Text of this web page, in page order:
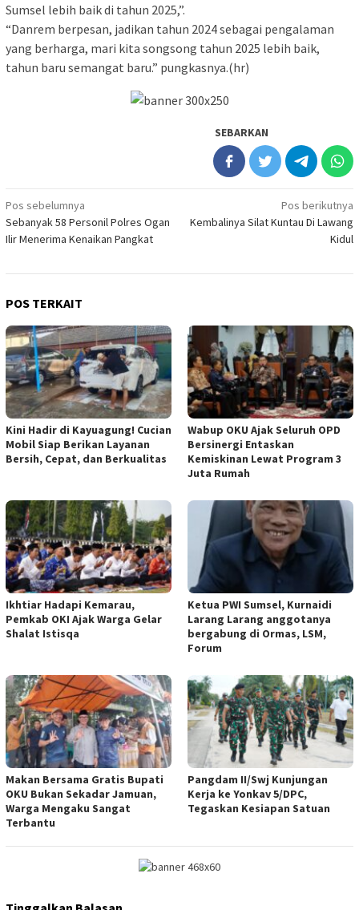
Sumsel lebih baik di tahun 2025,”.
“Danrem berpesan, jadikan tahun 2024 sebagai pengalaman
yang berharga, mari kita songsong tahun 2025 lebih baik,
tahun baru semangat baru.” pungkasnya.(hr)
SEBARKAN
Navigasi
pos
Pos sebelumnya
Sebanyak 58 Personil Polres Ogan
Ilir Menerima Kenaikan Pangkat
Pos berikutnya
Kembalinya Silat Kuntau Di Lawang
Kidul
POS TERKAIT
Kini Hadir di Kayuagung! Cucian
Mobil Siap Berikan Layanan
Bersih, Cepat, dan Berkualitas
Wabup OKU Ajak Seluruh OPD
Bersinergi Entaskan
Kemiskinan Lewat Program 3
Juta Rumah
Ikhtiar Hadapi Kemarau,
Pemkab OKI Ajak Warga Gelar
Shalat Istisqa
Ketua PWI Sumsel, Kurnaidi
Larang Larang anggotanya
bergabung di Ormas, LSM,
Forum
Makan Bersama Gratis Bupati
OKU Bukan Sekadar Jamuan,
Warga Mengaku Sangat
Terbantu
Pangdam II/Swj Kunjungan
Kerja ke Yonkav 5/DPC,
Tegaskan Kesiapan Satuan